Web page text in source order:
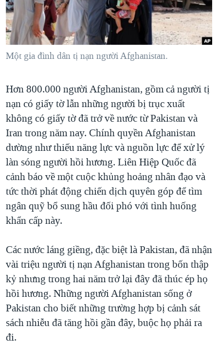
"Tìm"
NGƯỜI VIỆT HẢI NGOẠI
ĐỜI SỐNG
KINH TẾ
KHOA HỌC
VĂN HOÁ
THỂ THAO
GIÁO DỤC
HÀNH TRÌNH BẦU CỬ 2024
MỘT NĂM CHIẾN TRANH TẠI DẢI GAZA
GIẢI MÃ VÀNH ĐAI & CON ĐƯỜNG
TRỊNH VĨNH BÌNH - NGƯỜI HẠ 'BÊN THẮNG CUỘC'
GROUND ZERO – XƯA VÀ NAY
CHI PHÍ CHIẾN TRANH AFGHANISTAN
CÁC GIÁ TRỊ CỘNG HÒA Ở VIỆT NAM
THƯỢNG ĐỈNH TRUMP-KIM TẠI VIỆT NAM
TRỊNH VĨNH BÌNH VS. CHÍNH PHỦ VIỆT NAM
NGƯ DÂN VIỆT VÀ LÀN SÓNG TRỘM HẢI SÂM
BÊN KIA QUỐC LỘ: TIẾNG VỌNG TỪ NÔNG THÔN MỸ
VIDEO
NGHE
MẠNG XÃ HỘI
Ngôn ngữ khác
Một gia đình dân tị nạn người Afghanistan.
Hơn 800.000 người Afghanistan, gồm cả người tị
nạn có giấy tờ lẫn những người bị trục xuất
không có giấy tờ đã trở về nước từ Pakistan và
Iran trong năm nay. Chính quyền Afghanistan
dường như thiếu năng lực và nguồn lực để xử lý
làn sóng người hồi hương. Liên Hiệp Quốc đã
cảnh báo về một cuộc khủng hoảng nhân đạo và
tức thời phát động chiến dịch quyên góp để tìm
ngân quỹ bổ sung hầu đối phó với tình huống
khẩn cấp này.
Các nước láng giềng, đặc biệt là Pakistan, đã nhận
vài triệu người tị nạn Afghanistan trong bốn thập
kỷ nhưng trong hai năm trở lại đây đã thúc ép họ
hồi hương. Những người Afghanistan sống ở
Pakistan cho biết những trường hợp bị cảnh sát
sách nhiễu đã tăng hồi gần đây, buộc họ phải ra
đi.